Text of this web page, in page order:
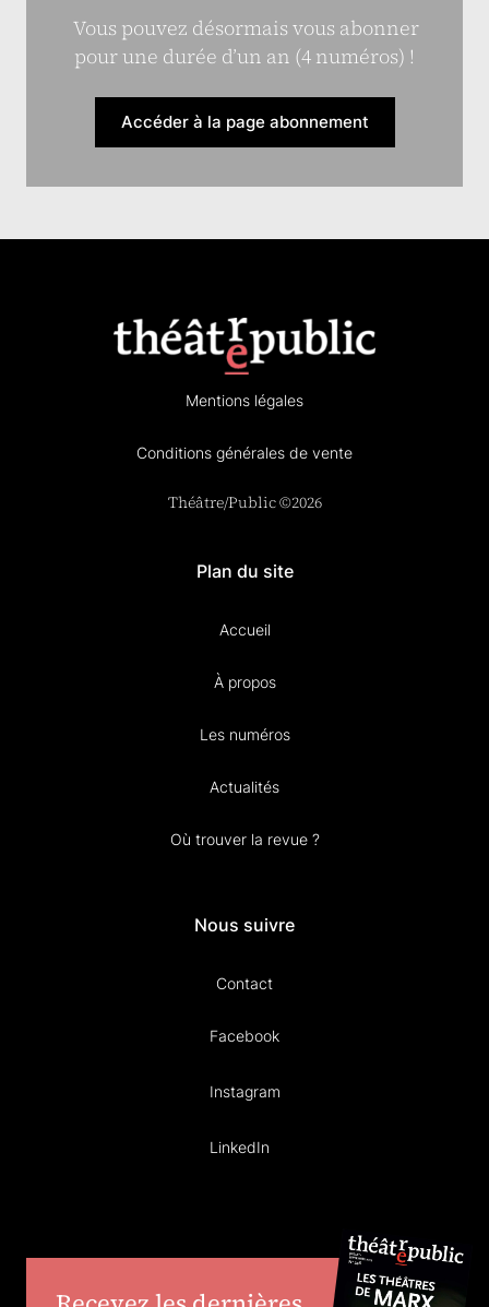
Vous pouvez désormais vous abonner
pour une durée d’un an (4 numéros) !
Accéder à la page abonnement
Mentions légales
Conditions générales de vente
Théâtre/Public ©2026
Plan du site
Accueil
À propos
Les numéros
Actualités
Où trouver la revue ?
Nous suivre
Contact
Facebook
Instagram
LinkedIn